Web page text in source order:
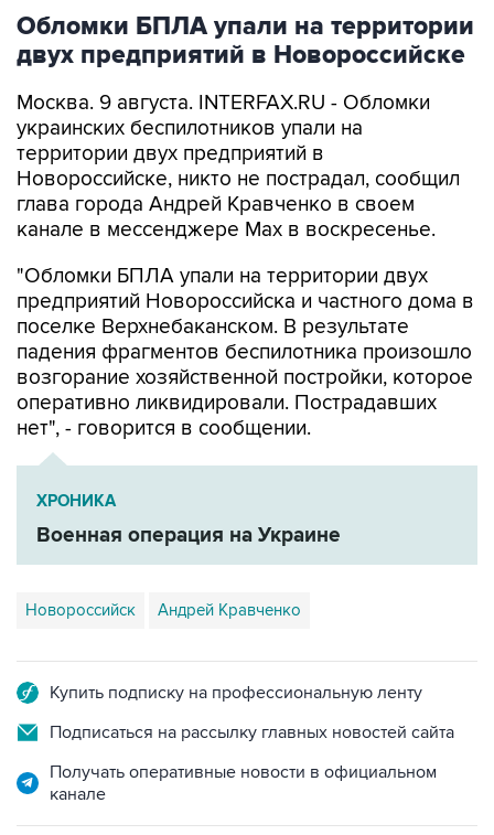
Обломки БПЛА упали на территории
двух предприятий в Новороссийске
Москва. 9 августа. INTERFAX.RU - Обломки
украинских беспилотников упали на
территории двух предприятий в
Новороссийске, никто не пострадал, сообщил
глава города Андрей Кравченко в своем
канале в мессенджере Max в воскресенье.
"Обломки БПЛА упали на территории двух
предприятий Новороссийска и частного дома в
поселке Верхнебаканском. В результате
падения фрагментов беспилотника произошло
возгорание хозяйственной постройки, которое
оперативно ликвидировали. Пострадавших
нет", - говорится в сообщении.
ХРОНИКА
Военная операция на Украине
Новороссийск Андрей Кравченко
Купить подписку на профессиональную ленту
Подписаться на рассылку главных новостей сайта
Получать оперативные новости в официальном
канале